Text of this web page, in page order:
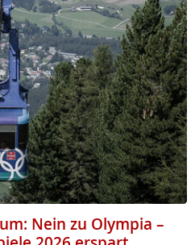
Nein zu Olympia –